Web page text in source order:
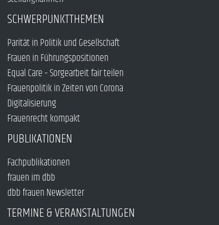
SCHWERPUNKTTHEMEN
Parität in Politik und Gesellschaft
Frauen in Führungspositionen
Equal Care – Sorgearbeit fair teilen
Frauenpolitik in Zeiten von Corona
Digitalisierung
Frauenrecht kompakt
PUBLIKATIONEN
Fachpublikationen
frauen im dbb
dbb frauen Newsletter
TERMINE & VERANSTALTUNGEN